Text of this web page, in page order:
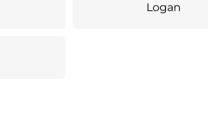
Logan